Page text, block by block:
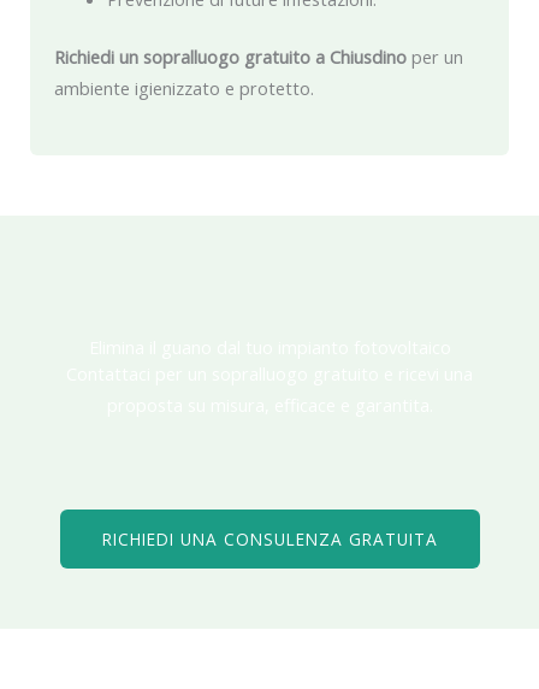
Richiedi un sopralluogo gratuito a Chiusdino per un
ambiente igienizzato e protetto.
RICHIEDI UNA CONSULENZA GRATUITA